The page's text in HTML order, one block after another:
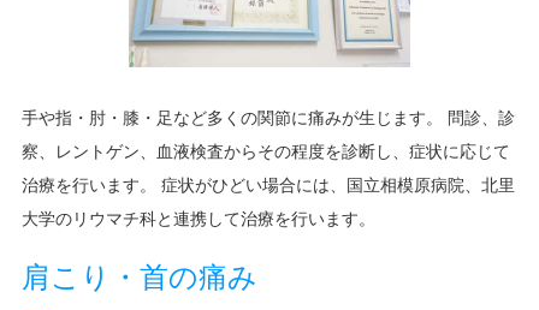
手や指・肘・膝・足など多くの関節に痛みが生じます。 問診、診
察、レントゲン、血液検査からその程度を診断し、症状に応じて
治療を行います。 症状がひどい場合には、国立相模原病院、北里
大学のリウマチ科と連携して治療を行います。
肩こり・首の痛み